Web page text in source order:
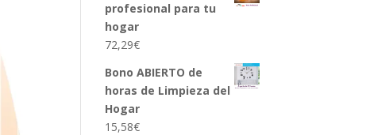
profesional para tu
hogar
72,29€
Bono ABIERTO de
horas de Limpieza del
Hogar
15,58€